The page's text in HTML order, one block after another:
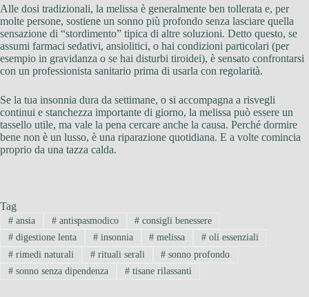
Alle dosi tradizionali, la melissa è generalmente ben tollerata e, per
molte persone, sostiene un sonno più profondo senza lasciare quella
sensazione di “stordimento” tipica di altre soluzioni. Detto questo, se
assumi farmaci sedativi, ansiolitici, o hai condizioni particolari (per
esempio in gravidanza o se hai disturbi tiroidei), è sensato confrontarsi
con un professionista sanitario prima di usarla con regolarità.
Se la tua insonnia dura da settimane, o si accompagna a risvegli
continui e stanchezza importante di giorno, la melissa può essere un
tassello utile, ma vale la pena cercare anche la causa. Perché dormire
bene non è un lusso, è una riparazione quotidiana. E a volte comincia
proprio da una tazza calda.
Tag
#ansia #antispasmodico # consigli benessere
#digestione lenta #insonnia # melissa # oli essenziali
#rimedi naturali #rituali serali # sonno profondo
#sonno senza dipendenza #tisane rilassanti